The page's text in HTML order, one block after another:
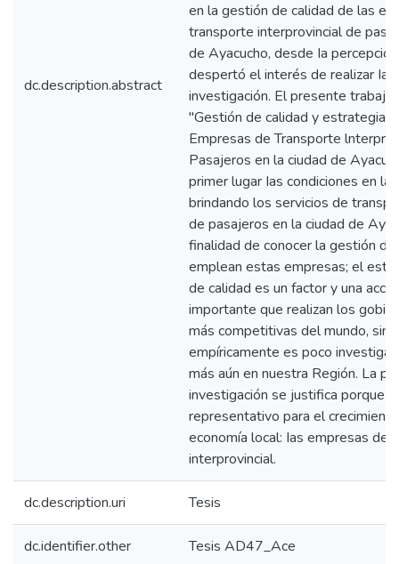
dc.description.abstract
en la gestión de calidad de las
transporte interprovincial de
de Ayacucho, desde Ia
despertó el interés de realizar Ia
investigación. El presente trabajo
"Gestión de calidad y estrategias
Empresas de Transporte
Pasajeros en la ciudad de
primer lugar Ias condiciones en la
brindando los servicios de
de pasajeros en la ciudad de
finalidad de conocer la gestión
emplean estas empresas; el
de calidad es un factor y una
importante que realizan los
más competitivas del mundo, sin
empíricamente es poco
más aún en nuestra Región. La
investigación se justifica porque
representativo para el
economía local: Ias empresas de
interprovincial.
dc.description.uri Tesis
dc.identifier.other Tesis AD47_Ace